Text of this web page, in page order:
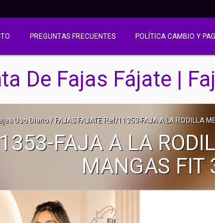
PREGUNTAS FRECUENTES POLÍTICA CAMBIO Y
De Fajas Fájate |
Uso Diario / FAJAS FAJATE Ref/11353-FAJA A LA RODILLA
FAJA A LA
MANGAS FIT